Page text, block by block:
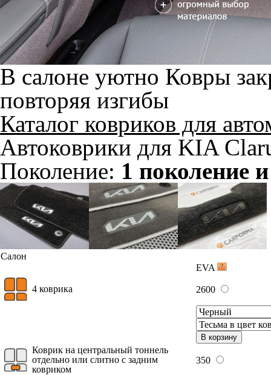
В салоне уютно Ковры
повторяя изгибы
Каталог ковриков для
Автоковрики для KIA
Поколение: 1 поколение
Салон
EVA
4 коврика 2600
В корзину
Коврик на центральный тоннель
отдельно или слитно с задним
ковриком
350